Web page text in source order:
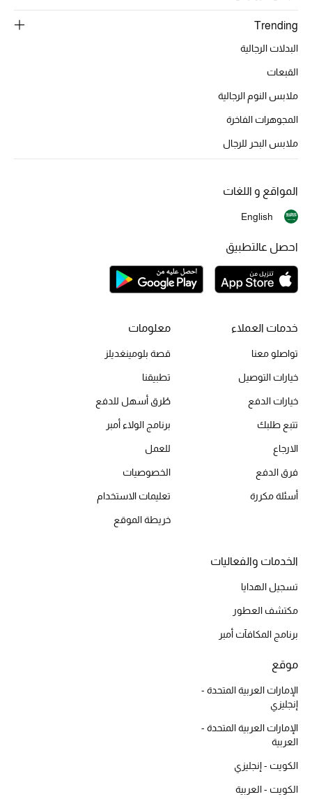
Trending
البدلات الرجالية
القبعات
ملابس النوم الرجالية
المجوهرات الفاخرة
ملابس البحر للرجال
خدمات العملاء
تواصلو معنا
خيارات التوصيل
خيارات الدفع
تتبع طلبك
الارجاع
فرق الدفع
أسئلة مكررة
معلومات
قصة بلومينغديلز
تطبيقنا
طُرق أسهل للدفع
برنامج الولاء أمبر
للعمل
الخصوصيات
تعليمات الاستخدام
خريطة الموقع
الخدمات والفعاليات
تسجيل الهدايا
مكتشف العطور
برنامج المكافآت أمبر
موقع
الإمارات العربية المتحدة -
إنجليزي
الإمارات العربية المتحدة -
العربية
الكويت - إنجليزي
الكويت - العربية
المواقع و اللغات
English
احصل عالتطبيق